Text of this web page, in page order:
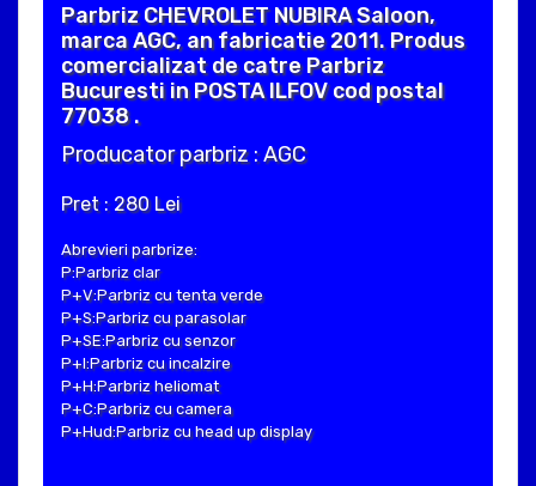
Parbriz CHEVROLET NUBIRA Saloon,
marca AGC, an fabricatie 2011. Produs
comercializat de catre Parbriz
Bucuresti in POSTA ILFOV cod postal
77038 .
Producator parbriz : AGC
Pret : 280 Lei
Abrevieri parbrize:
P:Parbriz clar
P+V:Parbriz cu tenta verde
P+S:Parbriz cu parasolar
P+SE:Parbriz cu senzor
P+I:Parbriz cu incalzire
P+H:Parbriz heliomat
P+C:Parbriz cu camera
P+Hud:Parbriz cu head up display